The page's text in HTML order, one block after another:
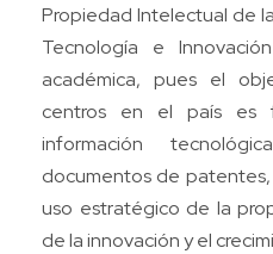
Propiedad Intelectual de
Tecnología e
académica, pues el
centros en el país es
información
documentos de
uso estratégico de la
de la innovación y el